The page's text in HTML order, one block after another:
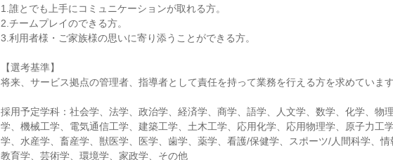
1.誰とでも上手にコミュニケーションが取れる方。
2.チームプレイのできる方。
3.利用者様・ご家族様の思いに寄り添うことができる方。
【選考基準】
将来、サービス拠点の管理者、指導者として責任を持って業務を行える方を求めています
採用予定学科：社会学、法学、政治学、経済学、商学、語学、人文学、数学、化学、物
学、機械工学、電気通信工学、建築工学、土木工学、応用化学、応用物理学、原子力工
学、水産学、畜産学、獣医学、医学、歯学、薬学、看護/保健学、スポーツ/人間科学、情
教育学、芸術学、環境学、家政学、その他